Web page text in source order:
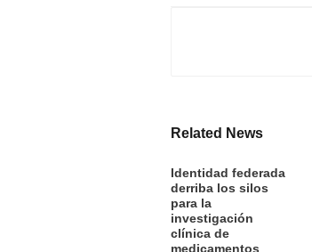
Related News
Identidad federada
derriba los silos
para la
investigación
clínica de
medicamentos